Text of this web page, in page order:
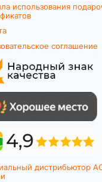
использования
соглашение
дистрибьютор